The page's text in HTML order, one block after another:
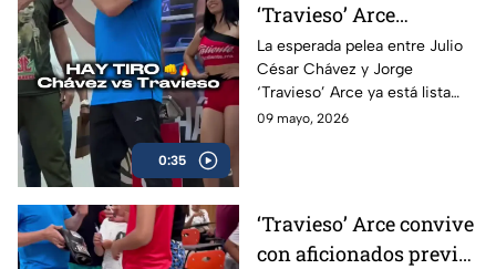
0:35
‘Travieso’ Arce
cumplen con la
báscula; habrá pelea en
Box Azteca
La esperada pelea entre Julio
César Chávez y Jorge
‘Travieso’ Arce ya está lista
luego de que ambos superaran
09 mayo, 2026
‘Travieso’ Arce convive
con aficionados previo